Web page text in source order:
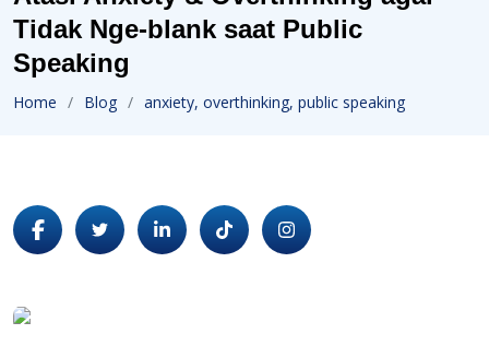
Tidak Nge-blank saat Public
Speaking
Home Blog anxiety, overthinking, public speaking